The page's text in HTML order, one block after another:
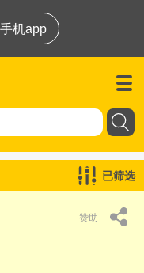
机app
已筛选
赞助